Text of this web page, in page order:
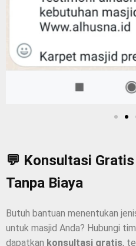
💬 Konsultasi
Tanpa Biaya
Butuh bantuan menentukan
untuk masjid Anda? Hubungi
dapatkan konsultasi gratis,